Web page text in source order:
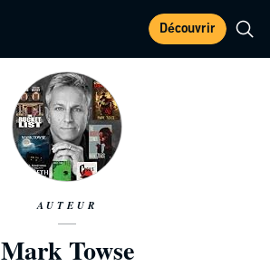
Découvrir
AUTEUR
Mark Towse